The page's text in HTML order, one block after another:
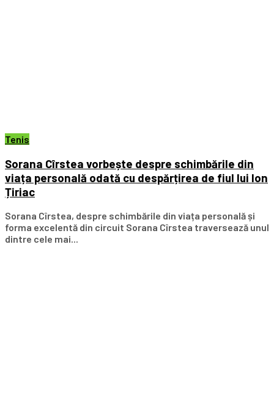
Tenis
Sorana Cîrstea vorbește despre schimbările din
viața personală odată cu despărțirea de fiul lui Ion
Țiriac
Sorana Cîrstea, despre schimbările din viața personală și
forma excelentă din circuit Sorana Cîrstea traversează unul
dintre cele mai...